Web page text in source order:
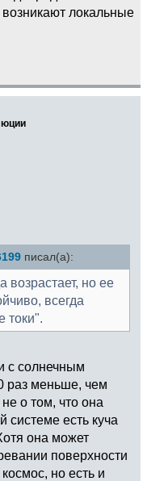
возникают локальные
писал(а):
возрастает, но ее
всегда
токи".
с солнечным
раз меньше, чем
не о том, что она
системе есть куча
она может
поверхности
но есть и